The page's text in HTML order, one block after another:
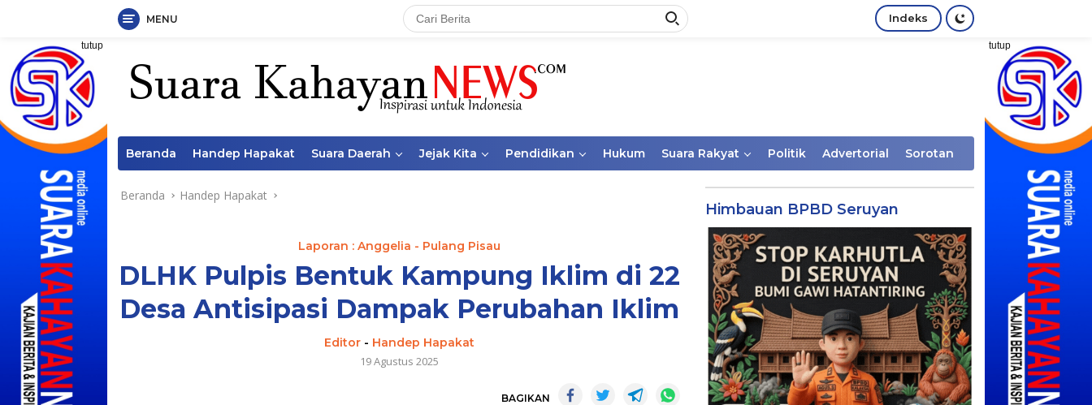
Langsung
konten
MENU Indeks
tutup tutup
Beranda Handep Hapakat Suara Daerah Jejak Kita Pendidikan Hukum Suara Rakyat Politik Advertorial Sorotan
Beranda Handep Hapakat
Laporan : Anggelia - Pulang Pisau
DLHK Pulpis Bentuk Kampung Iklim di 22
Desa Antisipasi Dampak Perubahan Iklim
Editor- Handep Hapakat
19 Agustus 2025
BAGIKAN
Himbauan BPBD Seruyan